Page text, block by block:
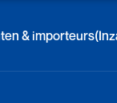
& importeurs